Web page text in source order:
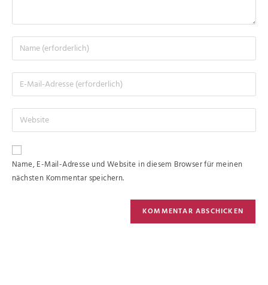
Name, E-Mail-Adresse und Website in diesem Browser für meinen
nächsten Kommentar speichern.